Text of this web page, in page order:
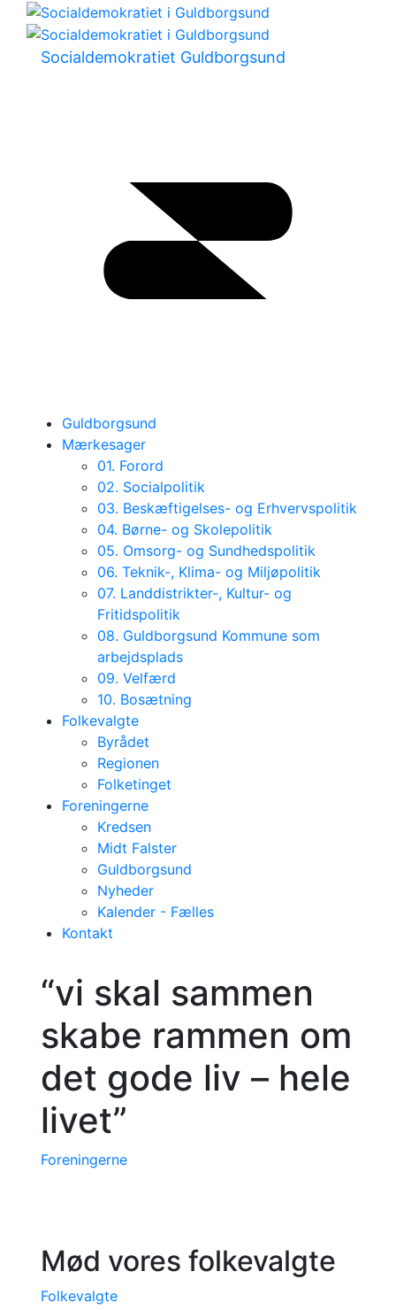
Socialdemokratiet Guldborgsund
Guldborgsund
Mærkesager
01. Forord
02. Socialpolitik
03. Beskæftigelses- og Erhvervspolitik
04. Børne- og Skolepolitik
05. Omsorg- og Sundhedspolitik
06. Teknik-, Klima- og Miljøpolitik
07. Landdistrikter-, Kultur- og
Fritidspolitik
08. Guldborgsund Kommune som
arbejdsplads
09. Velfærd
10. Bosætning
Folkevalgte
Byrådet
Regionen
Folketinget
Foreningerne
Kredsen
Midt Falster
Guldborgsund
Nyheder
Kalender - Fælles
Kontakt
“vi skal sammen
skabe rammen om
det gode liv – hele
livet”
Foreningerne
Mød vores folkevalgte
Folkevalgte